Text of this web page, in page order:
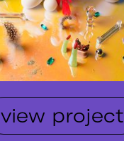
view project